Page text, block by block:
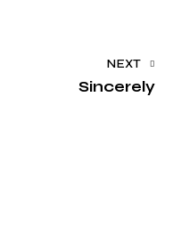
NEXT
Sincerely